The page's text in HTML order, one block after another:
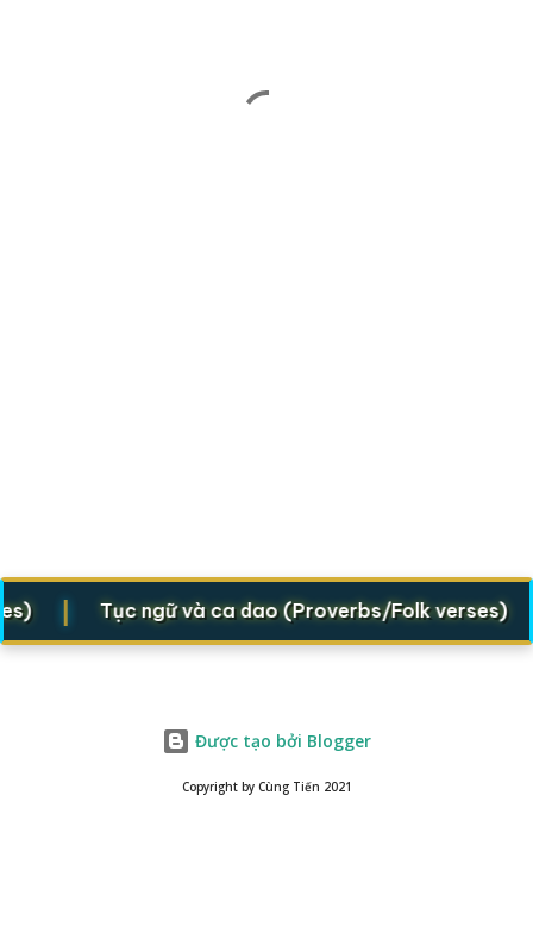
Tục ngữ và ca dao (Proverbs/Folk verses)
Được tạo bởi Blogger
Copyright by Cùng Tiến 2021